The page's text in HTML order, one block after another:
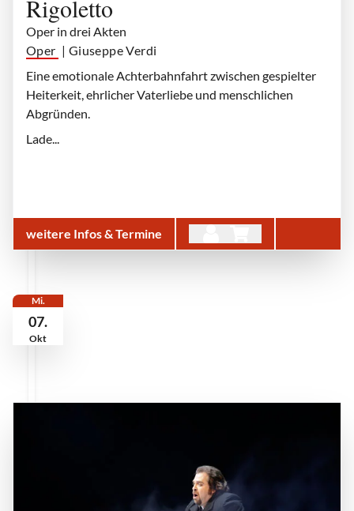
Rigoletto
Oper in drei Akten
Oper | Giuseppe Verdi
Eine emotionale Achterbahnfahrt zwischen gespielter
Heiterkeit, ehrlicher Vaterliebe und menschlichen
Abgründen.
Lade...
weitere Infos & Termine
Mi.
07.
Okt